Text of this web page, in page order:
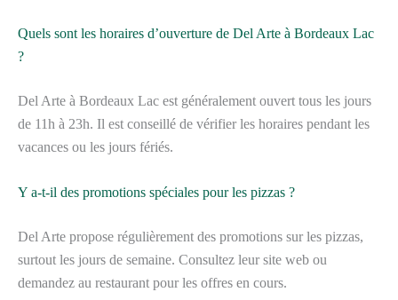
Quels sont les horaires d’ouverture de Del Arte à Bordeaux Lac
?
Del Arte à Bordeaux Lac est généralement ouvert tous les jours
de 11h à 23h. Il est conseillé de vérifier les horaires pendant les
vacances ou les jours fériés.
Y a-t-il des promotions spéciales pour les pizzas ?
Del Arte propose régulièrement des promotions sur les pizzas,
surtout les jours de semaine. Consultez leur site web ou
demandez au restaurant pour les offres en cours.